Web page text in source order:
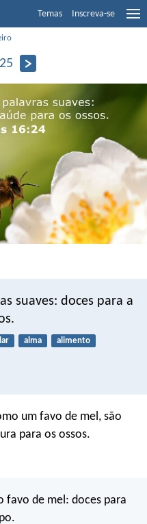
Temas Inscreva-se
suaves: doces para a
alma
alimento
um favo de mel, são
para os ossos.
favo de mel: doces para